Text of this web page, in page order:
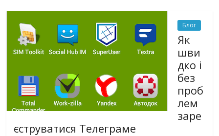
Блог
Як
шви
дко і
без
проб
лем
заре
єструватися Телеграме